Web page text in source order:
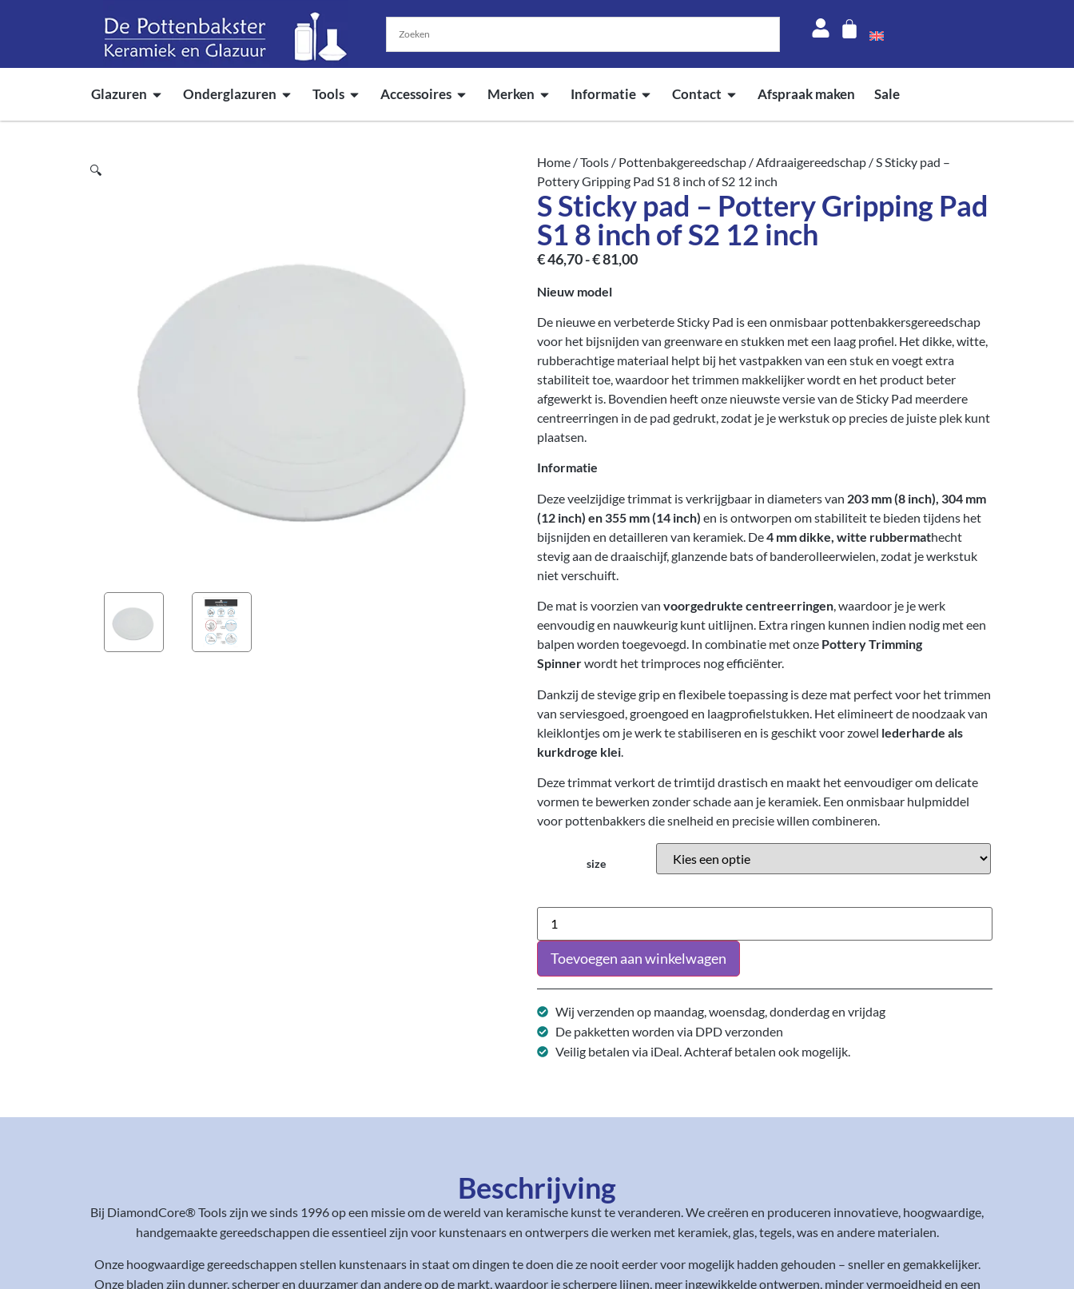
Glazuren Onderglazuren Tools Accessoires Merken Informatie Contact Afspraak maken Sale
🔍
Home /Tools / Pottenbakgereedschap /Afdraaigereedschap / S Sticky pad –
Pottery Gripping Pad S1 8 inch of S2 12 inch
S Sticky pad – Pottery Gripping Pad
S1 8 inch of S2 12 inch
€46,70-€81,00
Nieuw model
De nieuwe en verbeterde Sticky Pad is een onmisbaar pottenbakkersgereedschap
voor het bijsnijden van greenware en stukken met een laag profiel. Het dikke, witte,
rubberachtige materiaal helpt bij het vastpakken van een stuk en voegt extra
stabiliteit toe, waardoor het trimmen makkelijker wordt en het product beter
afgewerkt is. Bovendien heeft onze nieuwste versie van de Sticky Pad meerdere
centreerringen in de pad gedrukt, zodat je je werkstuk op precies de juiste plek kunt
plaatsen.
Informatie
Deze veelzijdige trimmat is verkrijgbaar in diameters van 203 mm (8 inch), 304 mm
(12 inch) en 355 mm (14 inch) en is ontworpen om stabiliteit te bieden tijdens het
bijsnijden en detailleren van keramiek. De4 mm dikke, witte rubbermathecht
stevig aan de draaischijf, glanzende bats of banderolleerwielen, zodat je werkstuk
niet verschuift.
De mat is voorzien van voorgedrukte centreerringen, waardoor je je werk
eenvoudig en nauwkeurig kunt uitlijnen. Extra ringen kunnen indien nodig met een
balpen worden toegevoegd. In combinatie met onze Pottery Trimming
Spinnerwordt het trimproces nog efficiënter.
Dankzij de stevige grip en flexibele toepassing is deze mat perfect voor het trimmen
van serviesgoed, groengoed en laagprofielstukken. Het elimineert de noodzaak van
kleiklontjes om je werk te stabiliseren en is geschikt voor zowel lederharde als
kurkdroge klei
Deze trimmat verkort de trimtijd drastisch en maakt het eenvoudiger om delicate
vormen te bewerken zonder schade aan je keramiek. Een onmisbaar hulpmiddel
voor pottenbakkers die snelheid en precisie willen combineren.
size
Toevoegen aan winkelwagen
Wij verzenden op maandag, woensdag, donderdag en vrijdag
De pakketten worden via DPD verzonden
Veilig betalen via iDeal. Achteraf betalen ook mogelijk.
Beschrijving
Bij DiamondCore® Tools zijn we sinds 1996 op een missie om de wereld van keramische kunst te veranderen. We creëren en produceren innovatieve, hoogwaardige,
handgemaakte gereedschappen die essentieel zijn voor kunstenaars en ontwerpers die werken met keramiek, glas, tegels, was en andere materialen.
Onze hoogwaardige gereedschappen stellen kunstenaars in staat om dingen te doen die ze nooit eerder voor mogelijk hadden gehouden – sneller en gemakkelijker.
Onze bladen zijn dunner, scherper en duurzamer dan andere op de markt, waardoor je scherpere lijnen, meer ingewikkelde ontwerpen, minder vermoeidheid en een